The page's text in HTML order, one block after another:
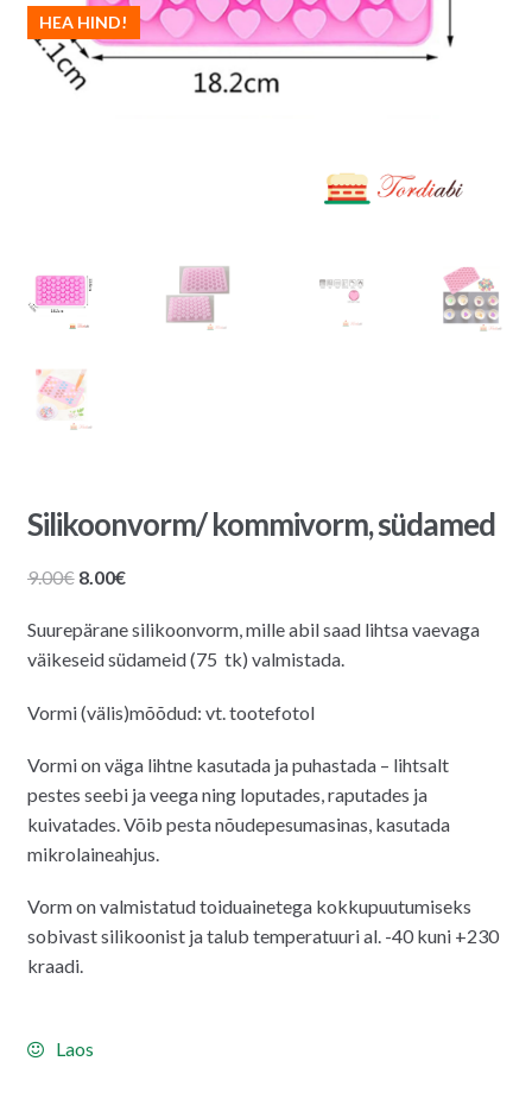
HEA HIND!
Silikoonvorm/ kommivorm, südamed
9.00€ Algne
oli:
9.00€.
8.00€Praegune
on:
8.00€.
Suurepärane silikoonvorm, mille abil saad lihtsa vaevaga
väikeseid südameid (75 tk) valmistada.
Vormi (välis)mõõdud: vt. tootefotol
Vormi on väga lihtne kasutada ja puhastada – lihtsalt
pestes seebi ja veega ning loputades, raputades ja
kuivatades. Võib pesta nõudepesumasinas, kasutada
mikrolaineahjus.
Vorm on valmistatud toiduainetega kokkupuutumiseks
sobivast silikoonist ja talub temperatuuri al. -40 kuni +230
kraadi.
Laos